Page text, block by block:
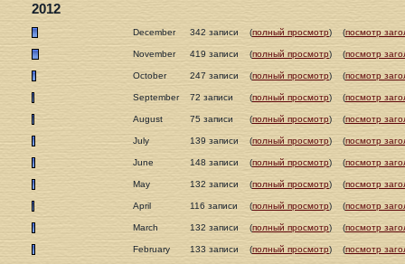
2012
December 342 записи (полный просмотр) (посмотр
November 419 записи (полный просмотр) (посмотр
October 247 записи (полный просмотр) (посмотр
September 72 записи (полный просмотр) (посмотр
August 75 записи (полный просмотр) (посмотр
July 139 записи (полный просмотр) (посмотр
June 148 записи (полный просмотр) (посмотр
May 132 записи (полный просмотр) (посмотр
April 116 записи (полный просмотр) (посмотр
March 132 записи (полный просмотр) (посмотр
February 133 записи (полный просмотр) (посмотр